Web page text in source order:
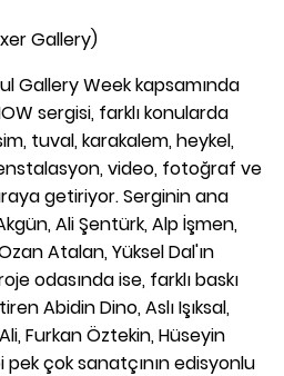
Gallery)
Gallery Week kapsamında
sergisi, farklı konularda
tuval, karakalem, heykel,
video, fotoğraf ve
getiriyor. Serginin ana
Ali Şentürk, Alp İşmen,
Atalan, Yüksel Dal'ın
odasında ise, farklı baskı
Abidin Dino, Aslı Işıksal,
Furkan Öztekin, Hüseyin
pek çok sanatçının edisyonlu